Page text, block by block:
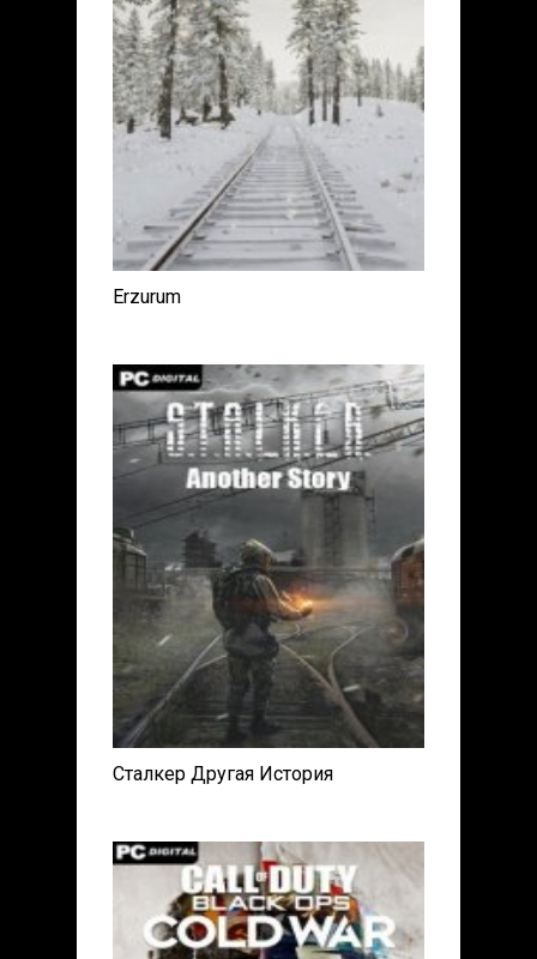
Erzurum
Сталкер Другая История